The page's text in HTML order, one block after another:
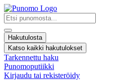
Mene
sisältöön
Search
...
Hakutulosta
Katso kaikki hakutulokset
Tarkennettu haku
Punomoputiikki
Kirjaudu tai rekisteröidy